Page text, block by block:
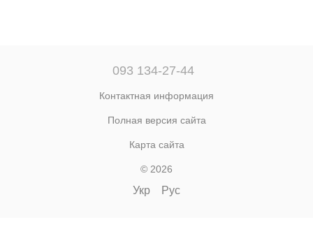
093 134-27-44
Контактная информация
Полная версия сайта
Карта сайта
© 2026
Укр Рус